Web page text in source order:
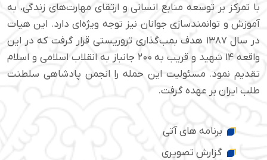
با تمرکز بر توسعه منابع انسانی و ارتقای مهارت‌های زندگی، به
آموزش و توانمندسازی جوانان نیز توجه ویژه‌ای دارد. این هیات
در سال ۱۳۸۷ هدف بمب‌گذاری تروریستی قرار گرفت که در این
واقعه ۱۴ شهید و قریب به ۲۰۰ جانباز به انقلاب اسلامی و اسلام
تقدیم نمود. مسئولیت این حمله را انجمن پادشاهی سلطنت
طلب ایران بر عهده گرفت.
برنامه های آتی
گزارش تصویری